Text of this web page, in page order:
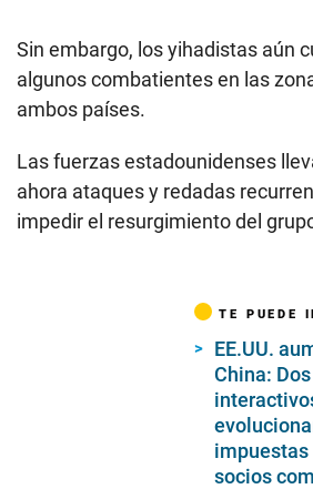
Sin embargo, los yihadistas aún
algunos combatientes en las
ambos países.
Las fuerzas estadounidenses
ahora ataques y redadas
impedir el resurgimiento del
TE PUEDE
EE.UU.
China:
impuestas
socios